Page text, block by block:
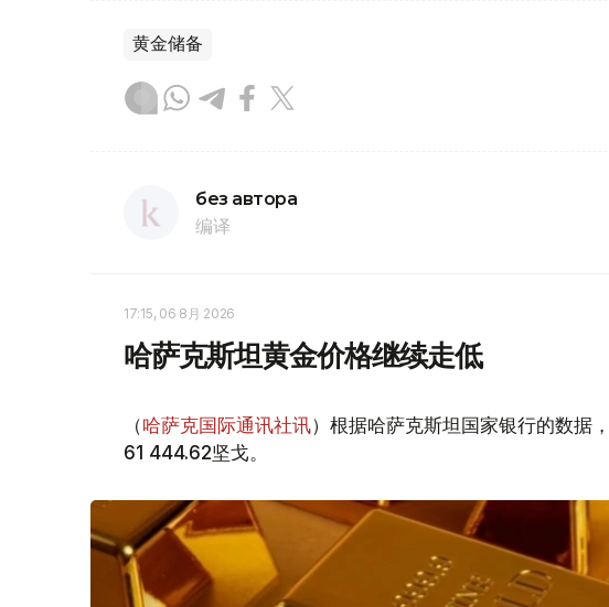
黄金储备
без автора
编译
17:15, 06 8月 2026
哈萨克斯坦黄金价格继续走低
（哈萨克国际通讯社讯）根据哈萨克斯坦国家银行的数据
61 444.62坚戈。